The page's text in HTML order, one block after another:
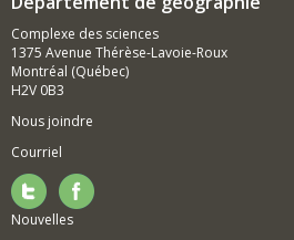
l’apprentissage supervisé
la modélisation par
développement d’outils
Complexe des sciences
1375 Avenue Thérèse-Lavoie-Roux
Montréal (Québec)
H2V 0B3
Nous joindre
Courriel
Nouvelles